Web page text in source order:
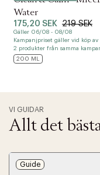
Water
175,20 SEK 219 SEK
Gäller 06/08 - 08/08
Kampanjpriset gäller vid köp
2 produkter från samma
200 ML
VI GUIDAR
Allt det
Guide